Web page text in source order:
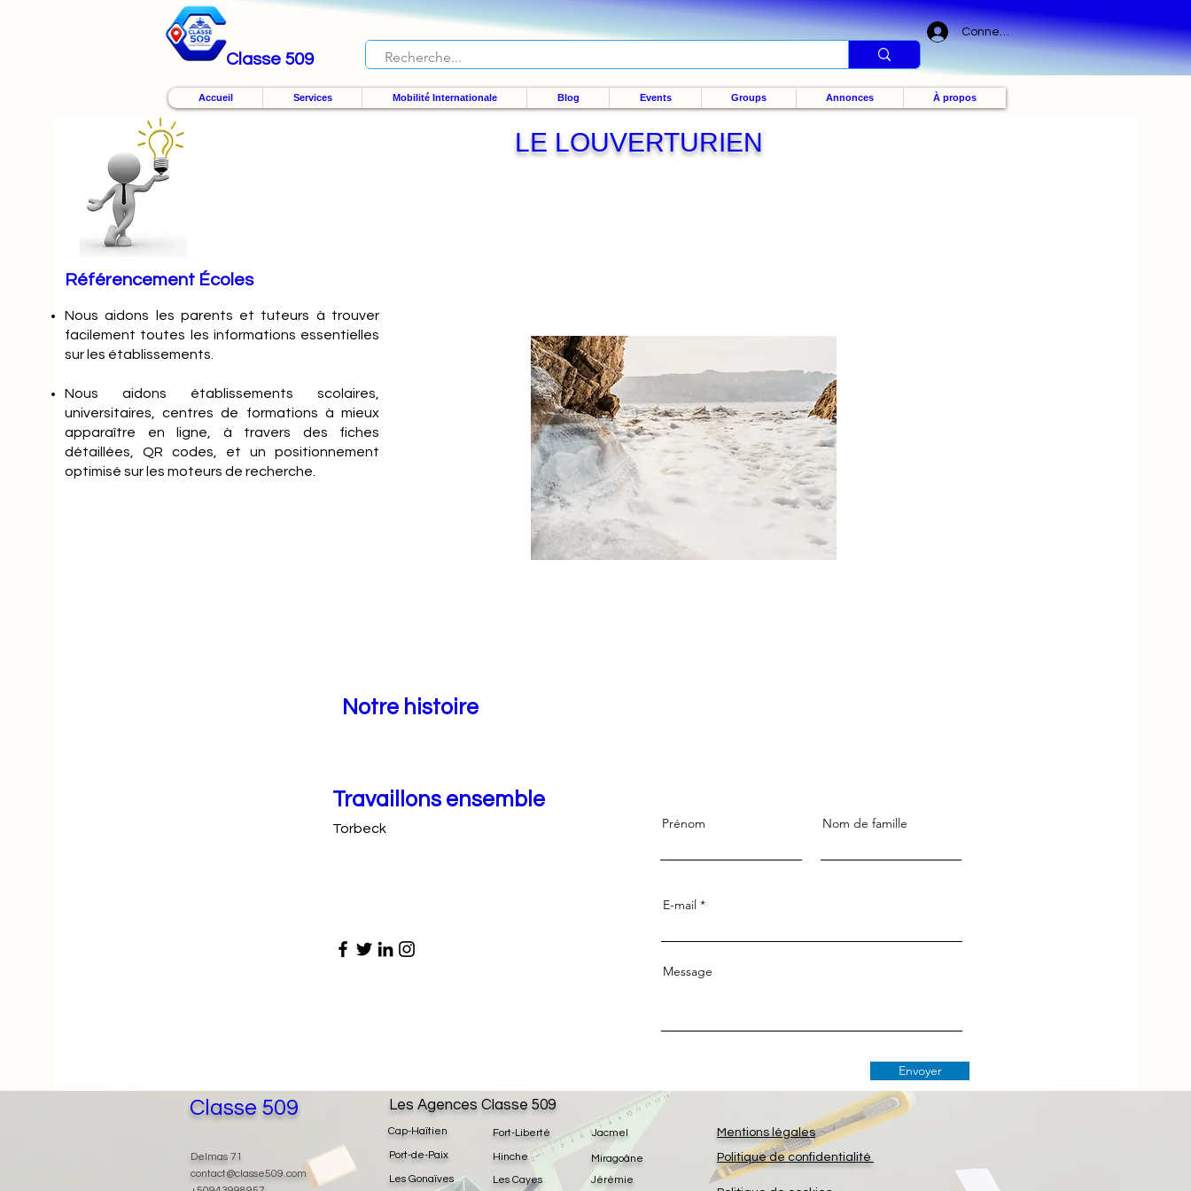
Classe 509
Connexion
Accueil Services Mobilité Internationale Blog Events Groups Annonces À propos
Référencement Écoles
Nousaidons les parents et tuteurs à trouver
facilement toutes les informations essentielles
sur les établissements.
Nous aidons établissements scolaires,
universitaires, centres de formations à mieux
apparaître en ligne, à travers des fiches
détaillées, QR codes, et un positionnement
optimisé sur les moteurs de recherche.
LE LOUVERTURIEN
Notre histoire
Travaillons ensemble
Torbeck Prénom Nom de famille
E-mail
Message
Envoyer
Classe 509
Delmas 71
contact@classe509.com
Fort-Liberté
Hinche
Les Cayes
Jacmel
Jérémie
Miragoâne
Les Agences Classe 509
Cap-Haïtien
Port-de-Paix
Les Gonaïves
Mentions légales
Politique de confidentialité